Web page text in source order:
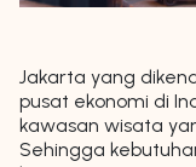
Jakarta yang
pusat ekonomi di
kawasan wisata
Sehingga